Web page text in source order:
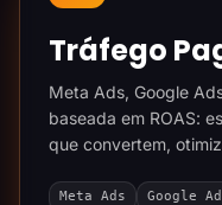
Tráfego
Meta Ads, Google
baseada em ROAS:
que convertem,
Meta Ads Google